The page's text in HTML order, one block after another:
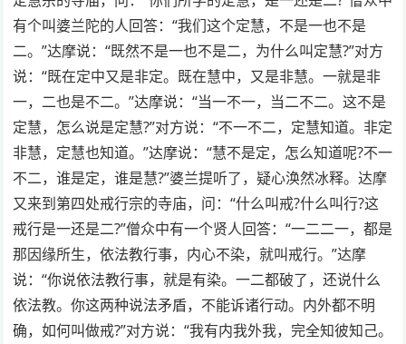
有个叫婆兰陀的人回答：“我们这个定慧，不是一也不是
二。”达摩说：“既然不是一也不是二，为什么叫定慧?”对方
说：“既在定中又是非定。既在慧中，又是非慧。一就是非
一，二也是不二。”达摩说：“当一不一，当二不二。这不是
定慧，怎么说是定慧?”对方说：“不一不二，定慧知道。非定
非慧，定慧也知道。”达摩说：“慧不是定，怎么知道呢?不一
不二，谁是定，谁是慧?”婆兰提听了，疑心涣然冰释。达摩
又来到第四处戒行宗的寺庙，问：“什么叫戒?什么叫行?这
戒行是一还是二?”僧众中有一个贤人回答：“一二二一，都是
那因缘所生，依法教行事，内心不染，就叫戒行。”达摩
说：“你说依法教行事，就是有染。一二都破了，还说什么
依法教。你这两种说法矛盾，不能诉诸行动。内外都不明
确，如何叫做戒?”对方说：“我有内我外我，完全知彼知己。